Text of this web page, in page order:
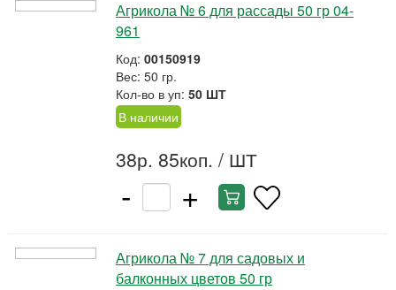
Агрикола № 6 для рассады 50 гр 04-
961
Код: 00150919
Вес: 50 гр.
Кол-во в уп: 50 ШТ
В наличии
38р. 85коп. / ШТ
- +
Агрикола № 7 для садовых и
балконных цветов 50 гр